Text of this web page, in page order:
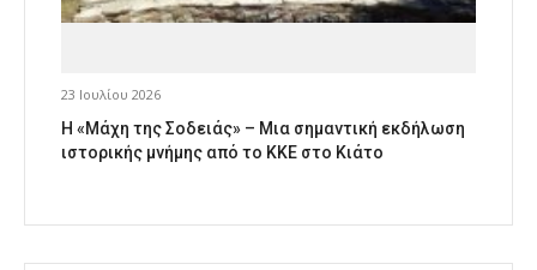
23 Ιουλίου 2026
Η «Μάχη της Σοδειάς» – Μια σημαντική εκδήλωση
ιστορικής μνήμης από το ΚΚΕ στο Κιάτο